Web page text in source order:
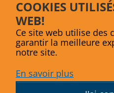
COOKIES
WEB!
Ce site web utilise des
garantir la meilleure
notre site.
En savoir plus
FacebookLinkedIn